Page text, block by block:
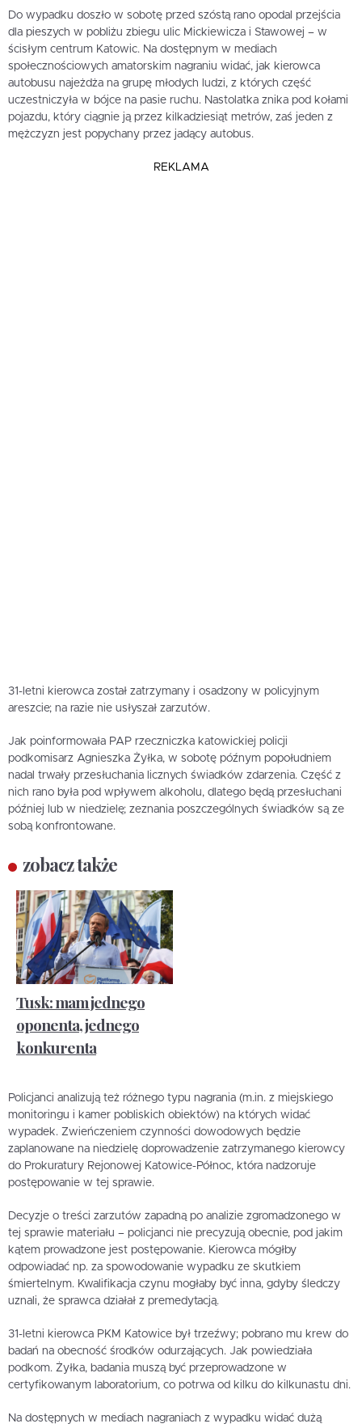
Do wypadku doszło w sobotę przed szóstą rano opodal przejścia
dla pieszych w pobliżu zbiegu ulic Mickiewicza i Stawowej – w
ścisłym centrum Katowic. Na dostępnym w mediach
społecznościowych amatorskim nagraniu widać, jak kierowca
autobusu najeżdża na grupę młodych ludzi, z których część
uczestniczyła w bójce na pasie ruchu. Nastolatka znika pod kołami
pojazdu, który ciągnie ją przez kilkadziesiąt metrów, zaś jeden z
mężczyzn jest popychany przez jadący autobus.
REKLAMA
31-letni kierowca został zatrzymany i osadzony w policyjnym
areszcie; na razie nie usłyszał zarzutów.
Jak poinformowała PAP rzeczniczka katowickiej policji
podkomisarz Agnieszka Żyłka, w sobotę późnym popołudniem
nadal trwały przesłuchania licznych świadków zdarzenia. Część z
nich rano była pod wpływem alkoholu, dlatego będą przesłuchani
później lub w niedzielę; zeznania poszczególnych świadków są ze
sobą konfrontowane.
zobacz także
Tusk: mam jednego
oponenta, jednego
konkurenta
Policjanci analizują też różnego typu nagrania (m.in. z miejskiego
monitoringu i kamer pobliskich obiektów) na których widać
wypadek. Zwieńczeniem czynności dowodowych będzie
zaplanowane na niedzielę doprowadzenie zatrzymanego kierowcy
do Prokuratury Rejonowej Katowice-Północ, która nadzoruje
postępowanie w tej sprawie.
Decyzje o treści zarzutów zapadną po analizie zgromadzonego w
tej sprawie materiału – policjanci nie precyzują obecnie, pod jakim
kątem prowadzone jest postępowanie. Kierowca mógłby
odpowiadać np. za spowodowanie wypadku ze skutkiem
śmiertelnym. Kwalifikacja czynu mogłaby być inna, gdyby śledczy
uznali, że sprawca działał z premedytacją.
31-letni kierowca PKM Katowice był trzeźwy; pobrano mu krew do
badań na obecność środków odurzających. Jak powiedziała
podkom. Żyłka, badania muszą być przeprowadzone w
certyfikowanym laboratorium, co potrwa od kilku do kilkunastu dni.
Na dostępnych w mediach nagraniach z wypadku widać dużą